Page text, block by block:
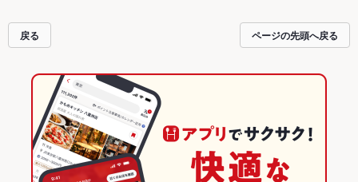
戻る ページの先頭へ戻る